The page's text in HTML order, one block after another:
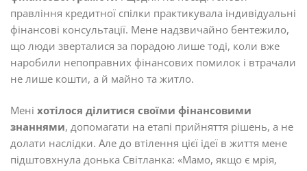
правління кредитної спілки практикувала індивідуальні
фінансові консультації. Мене надзвичайно бентежило,
що люди зверталися за порадою лише тоді, коли вже
наробили непоправних фінансових помилок і втрачали
не лише кошти, а й майно та житло.
Мені хотілося ділитися своїми фінансовими
знаннями, допомагати на етапі прийняття рішень, а не
долати наслідки. Але до втілення цієї ідеї в життя мене
підштовхнула донька Світланка: «Мамо, якщо є мрія,